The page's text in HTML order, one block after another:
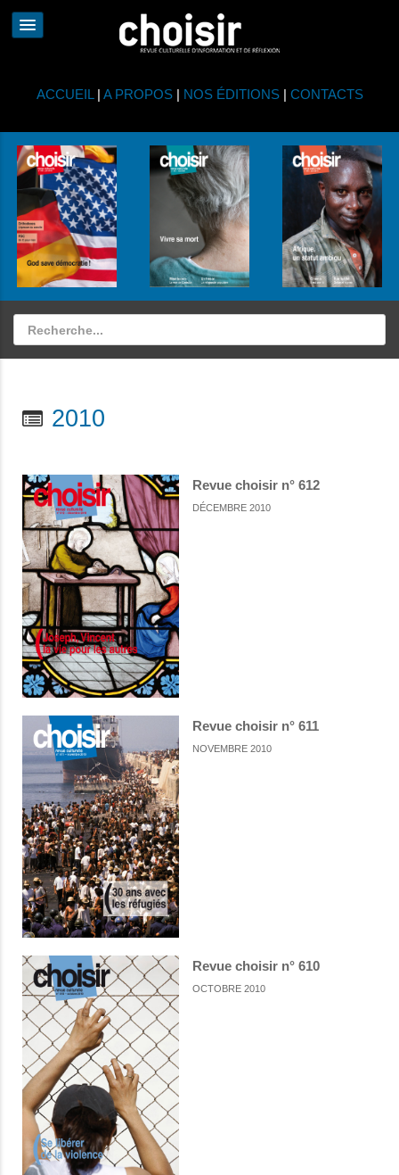
ACCUEIL | A PROPOS| NOS ÉDITIONS| CONTACTS
2010
Revue choisir n° 612
DÉCEMBRE 2010
Revue choisir n° 611
NOVEMBRE 2010
Revue choisir n° 610
OCTOBRE 2010